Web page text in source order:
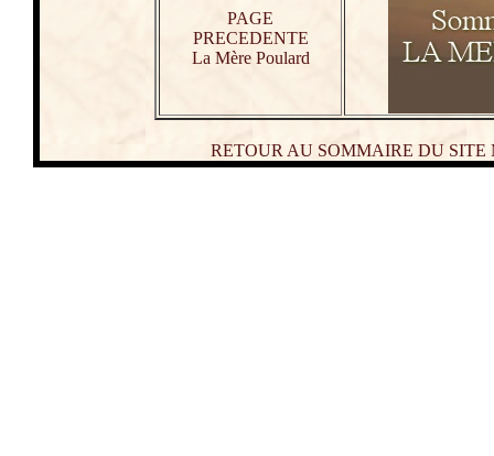
PAGE
PRECEDENTE
La Mère Poulard
RETOUR AU SOMMAIRE DU